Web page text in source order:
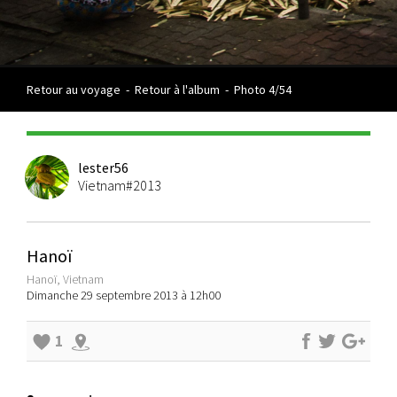
Retour au voyage - Retour à l'album - Photo 4/54
lester56
Vietnam#2013
Hanoï
Hanoï, Vietnam
Dimanche 29 septembre 2013 à 12h00
1